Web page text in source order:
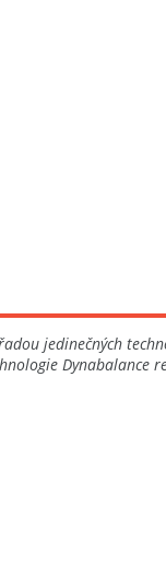
jedinečných